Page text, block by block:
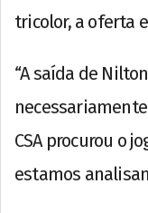
tricolor, a oferta
“A saída de
CSA procurou o
estamos